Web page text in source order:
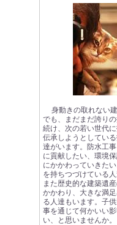
身動きの取れない
でも、まだまだ誇り
続け、次の若い世代
伝承しようとしてい
達がいます。防水工
に貢献したい、環境
にかかわっていきた
を持ちつづけている人
また歴史的な建築遺
かかわり、大きな満
る人達もいます。子
事を通じて何かいい
い、と思いませんか。